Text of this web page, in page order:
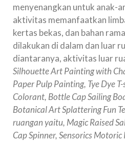
menyenangkan untuk anak-
aktivitas memanfaatkan
kertas bekas, dan bahan
dilakukan di dalam dan luar
diantaranya, aktivitas luar
Silhouette Art Painting with
Paper Pulp Painting, Tye Dye
Colorant, Bottle Cap Sailing
Botanical Art Splattering Fun
ruangan yaitu, Magic Raised
Cap Spinner, Sensorics